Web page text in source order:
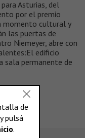
Asturias, del
por el premio
momento cultural y
las puertas de
Niemeyer, abre con
edificio
sala permanente de